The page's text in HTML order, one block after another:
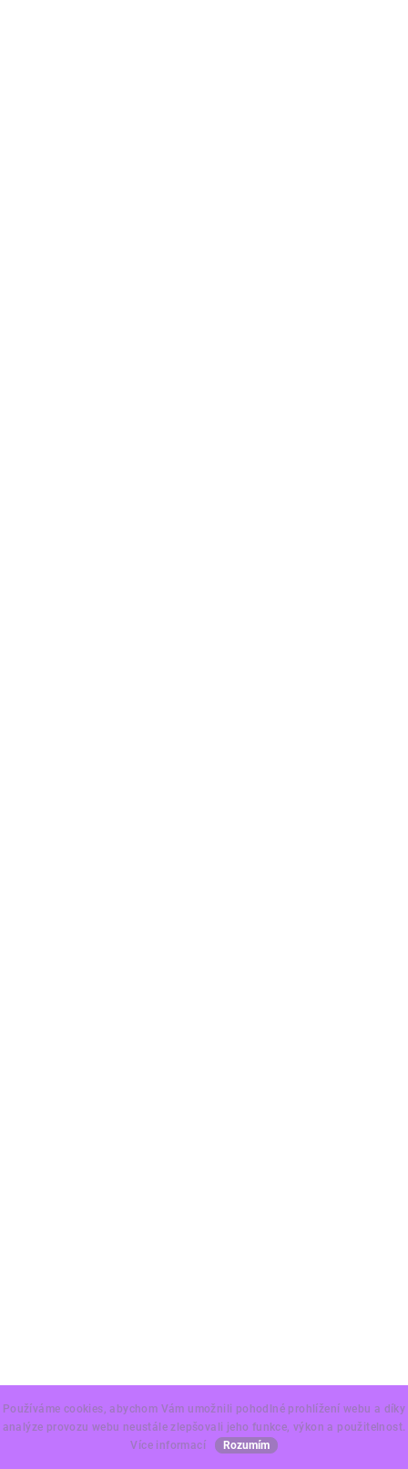
Používáme cookies, abychom Vám umožnili pohodlné prohlížení webu a díky
analýze provozu webu neustále zlepšovali jeho funkce, výkon a použitelnost.
Více informací
Rozumím